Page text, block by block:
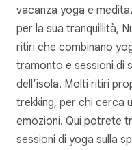
vacanza yoga e
per la sua tranquillità,
ritiri che combinano
tramonto e sessioni di
dell’isola. Molti ritiri
trekking, per chi cerca
emozioni. Qui potrete
sessioni di yoga sulla